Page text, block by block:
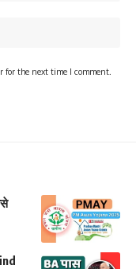
for the next time I comment.